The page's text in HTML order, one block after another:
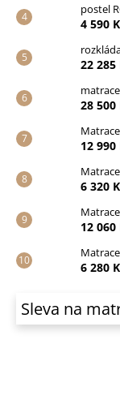
postel
4 590
22 285
28 500
12 990
6 320
12 060
6 280
Sleva na